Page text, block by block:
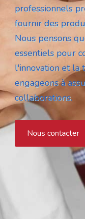
professionnels
fournir des
Nous pensons
essentiels pour
l'innovation et la
engageons à
collaborations.
Nous contacter